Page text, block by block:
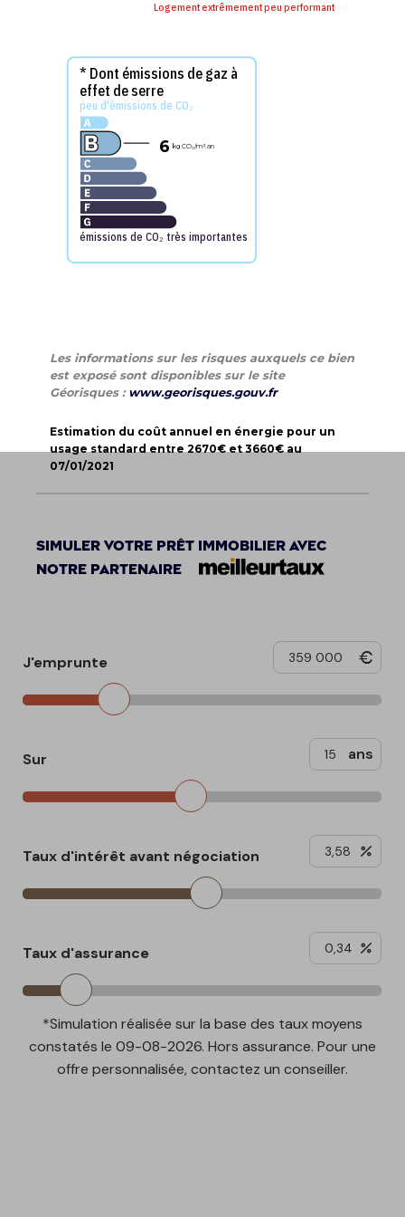
Logement extrêmement peu performant
* Dont émissions de gaz à
effet de serre
peu d'émissions de CO₂
émissions de CO₂ très importantes
6 kg CO₂/m².an
Les informations sur les risques auxquels ce bien
est exposé sont disponibles sur le site
Géorisques : www.georisques.gouv.fr
Estimation du coût annuel en énergie pour un
usage standard entre 2670€ et 3660€ au
07/01/2021
Simuler votre prêt immobilier avec
notre partenaire